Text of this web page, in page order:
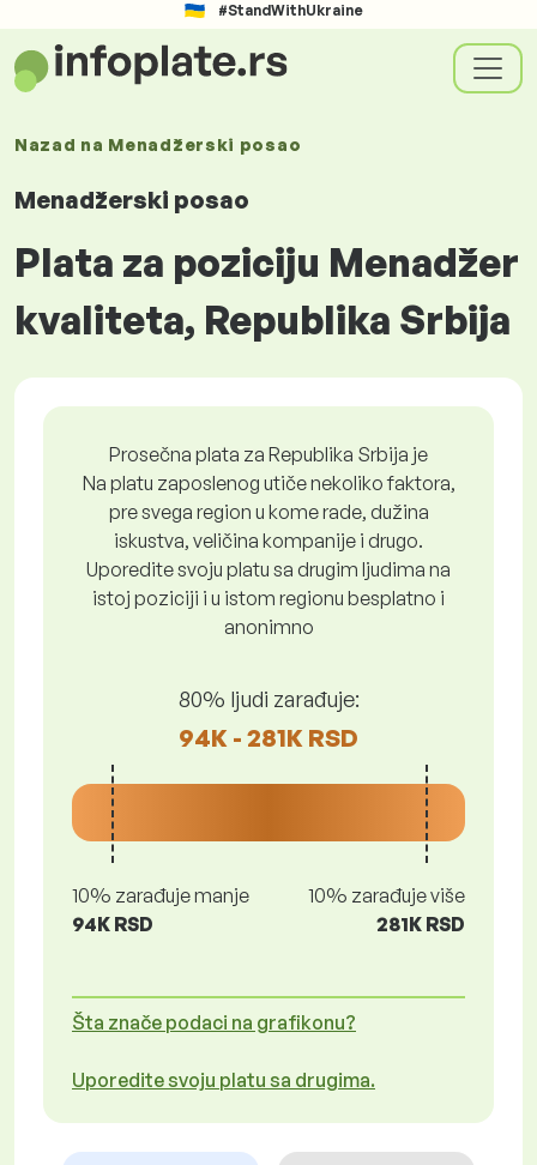
#StandWithUkraine
Nazad na Menadžerski posao
Menadžerski posao
Plata za poziciju Menadžer
kvaliteta, Republika Srbija
Prosečna plata za Republika Srbija je
Na platu zaposlenog utiče nekoliko faktora,
pre svega region u kome rade, dužina
iskustva, veličina kompanije i drugo.
Uporedite svoju platu sa drugim ljudima na
istoj poziciji i u istom regionu besplatno i
anonimno
80% ljudi zarađuje:
94K - 281K RSD
10% zarađuje manje
94K RSD
10% zarađuje više
281K RSD
Šta znače podaci na grafikonu?
Uporedite svoju platu sa drugima.